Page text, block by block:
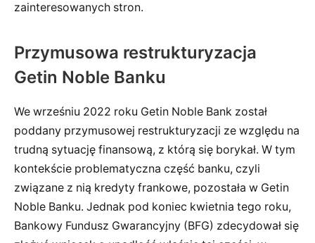
zainteresowanych stron.
Przymusowa restrukturyzacja
Getin Noble Banku
We wrześniu 2022 roku Getin Noble Bank został
poddany przymusowej restrukturyzacji ze względu na
trudną sytuację finansową, z którą się borykał. W tym
kontekście problematyczna część banku, czyli
związane z nią kredyty frankowe, pozostała w Getin
Noble Banku. Jednak pod koniec kwietnia tego roku,
Bankowy Fundusz Gwarancyjny (BFG) zdecydował się